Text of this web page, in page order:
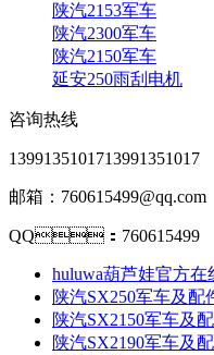
陕汽2153军车
陕汽2300军车
陕汽2150军车
延安250雨刮电机
咨询热线
1399135101713991351017
邮箱：760615499@qq.com
QQ：760615499
huluwa葫芦娃官方在
陕汽SX250军车及配
陕汽SX2150军车及
陕汽SX2190军车及